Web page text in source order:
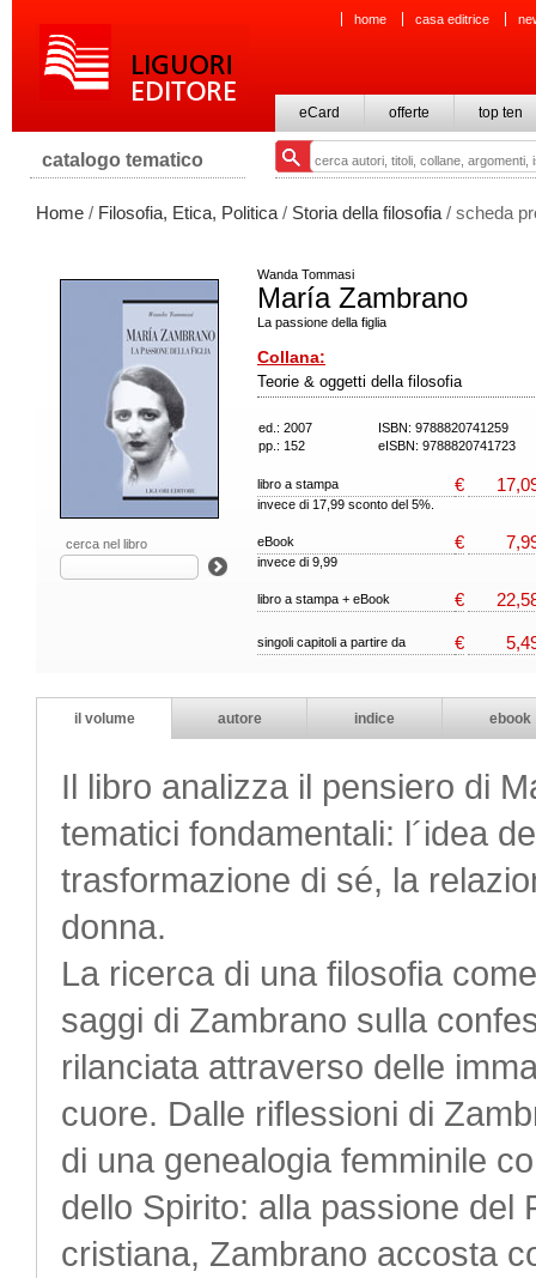
home casa editrice
eCard offerte top ten
catalogo tematico
Home / Filosofia, Etica, Politica / Storia della filosofia / scheda
cerca nel libro
Wanda Tommasi
María Zambrano
La passione della figlia
Collana:
Teorie & oggetti della filosofia
ed.: 2007
ISBN: 9788820741259
pp.: 152
eISBN: 9788820741723
libro a stampa €
invece di 17,99 sconto del 5%.
eBook €
invece di 9,99
libro a stampa + eBook €
singoli capitoli a partire da €
il volume autore indice ebook
Il libro analizza il pensiero di
tematici fondamentali: l´idea
trasformazione di sé, la
donna.
La ricerca di una filosofia
saggi di Zambrano sulla
rilanciata attraverso delle
cuore. Dalle riflessioni di
di una genealogia femminile
dello Spirito: alla passione del
cristiana, Zambrano accosta